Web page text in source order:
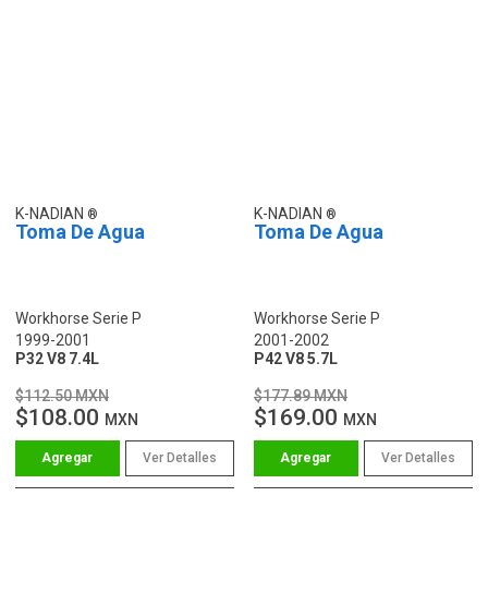
K-NADIAN
Toma De Agua
Workhorse Serie P
1999-2001
P32 V8 7.4L
$112.50 MXN
$108.00 MXN
Ver Detalles
K-NADIAN
Toma De Agua
Workhorse Serie P
2001-2002
P42 V8 5.7L
$177.89 MXN
$169.00 MXN
Ver Detalles